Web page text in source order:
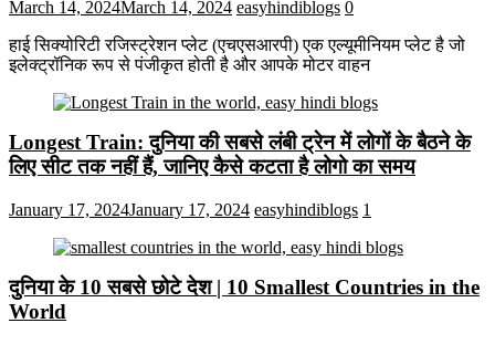
March 14, 2024March 14, 2024 easyhindiblogs 0
हाई सिक्योरिटी रजिस्ट्रेशन प्लेट (एचएसआरपी) एक एल्यूमीनियम प्लेट है जो
इलेक्ट्रॉनिक रूप से पंजीकृत होती है और आपके मोटर वाहन
Longest Train: दुनिया की सबसे लंबी ट्रेन में लोगों के बैठने के
लिए सीट तक ​​नहीं हैं, जानिए कैसे कटता है लोगो का समय
January 17, 2024January 17, 2024 easyhindiblogs 1
दुनिया के 10 सबसे छोटे देश | 10 Smallest Countries in the
World